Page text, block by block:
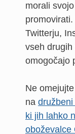
morali
Twitterju,
vseh drugih
omogočajo
Ne
na družbeni
ki jih lahko
oboževalce